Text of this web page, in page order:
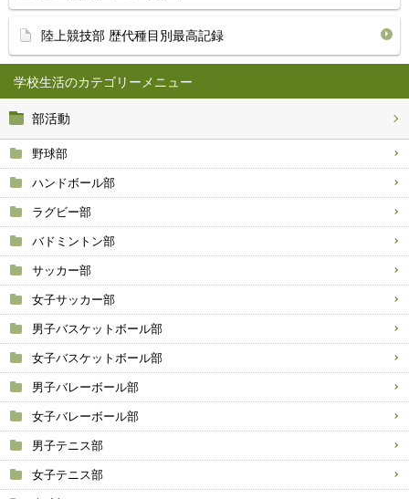
学校生活
部活動
野球部
ハンドボール部
ラグビー部
バドミントン部
サッカー部
女子サッカー部
男子バスケットボール部
女子バスケットボール部
男子バレーボール部
女子バレーボール部
男子テニス部
女子テニス部
陸上競技部 歴代種目別最高記録